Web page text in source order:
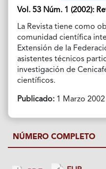
Vol. 53 Núm. 1 (2002):
La Revista tiene como
comunidad científica
Extensión de la
asistentes técnicos
investigación de
científicos.
Publicado:1 Marzo 2002
NÚMERO COMPLETO